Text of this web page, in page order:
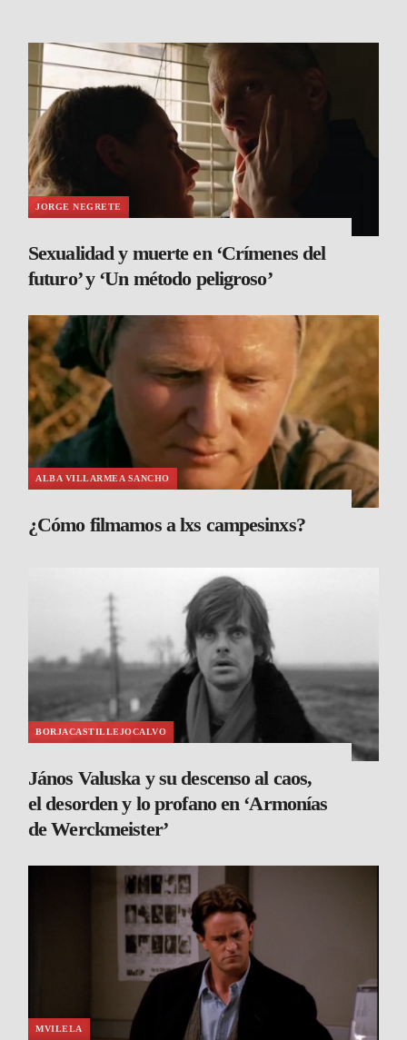
JORGE NEGRETE
Sexualidad y muerte en ‘Crímenes del
futuro’ y ‘Un método peligroso’
ALBA VILLARMEA SANCHO
¿Cómo filmamos a lxs campesinxs?
BORJACASTILLEJOCALVO
János Valuska y su descenso al caos,
el desorden y lo profano en ‘Armonías
de Werckmeister’
MVILELA